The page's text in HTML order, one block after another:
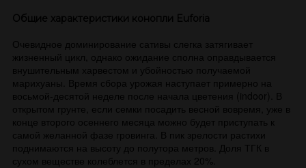
Общие характеристики конопли Euforia
Очевидное доминирование сативы слегка затягивает
жизненный цикл, однако ожидание сполна оправдывается
внушительным харвестом и убойностью получаемой
марихуаны. Время сбора урожая наступает примерно на
восьмой-десятой неделе после начала цветения (indoor). В
открытом грунте, если семки посадить весной вовремя, уже в
конце второго осеннего месяца можно будет приступать к
самой желанной фазе гровинга. В пик зрелости растихи
поднимаются на высоту до полутора метров. Доля ТГК в
сухом веществе колеблется в пределах 20%.